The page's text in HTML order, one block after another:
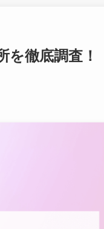
を徹底調査！